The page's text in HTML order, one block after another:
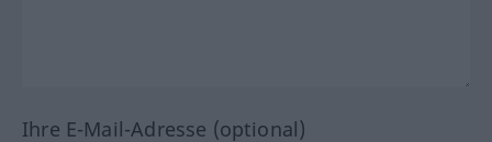
Ihre E-Mail-Adresse (optional)